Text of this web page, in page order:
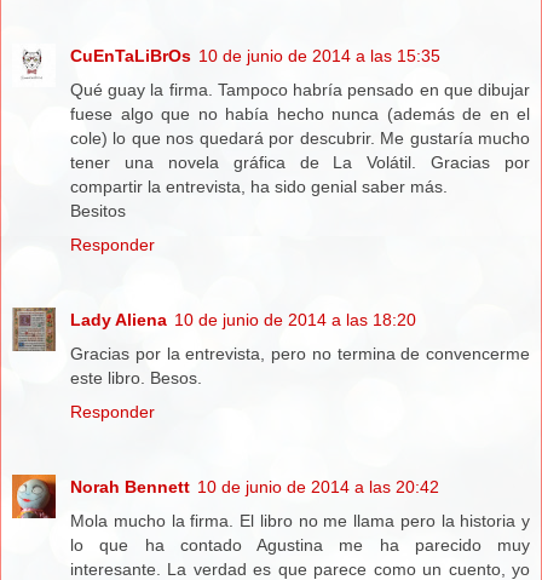
CuEnTaLiBrOs 10 de junio de 2014 a las 15:35
Qué guay la firma. Tampoco habría pensado en que dibujar
fuese algo que no había hecho nunca (además de en el
cole) lo que nos quedará por descubrir. Me gustaría mucho
tener una novela gráfica de La Volátil. Gracias por
compartir la entrevista, ha sido genial saber más.
Besitos
Responder
Lady Aliena 10 de junio de 2014 a las 18:20
Gracias por la entrevista, pero no termina de convencerme
este libro. Besos.
Responder
Norah Bennett 10 de junio de 2014 a las 20:42
Mola mucho la firma. El libro no me llama pero la historia y
lo que ha contado Agustina me ha parecido muy
interesante. La verdad es que parece como un cuento, yo